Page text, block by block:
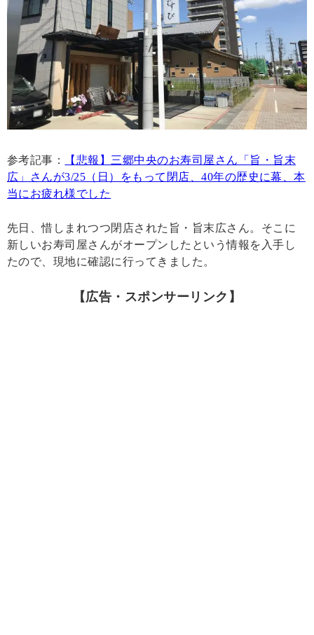
参考記事：
【悲報】三郷中央のお寿司屋さん「旨・旨末
広」さんが3/25（日）をもって閉店、40年の歴史に幕、本
当にお疲れ様でした
先日、惜しまれつつ閉店された旨・旨末広さん。そこに
新しいお寿司屋さんがオープンしたという情報を入手し
たので、現地に確認に行ってきました。
【広告・スポンサーリンク】